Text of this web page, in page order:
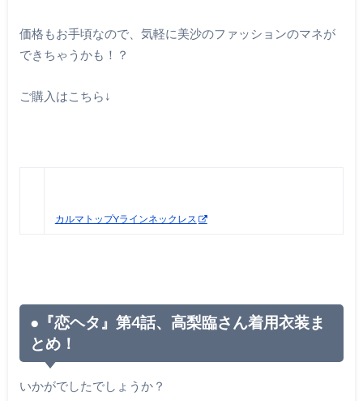
価格もお手頃なので、気軽に美沙のファッションのマネが
できちゃうかも！？
ご購入はこちら↓
カルマトップYラインネックレス
● 『恋ヘタ』第4話、高梨臨さん着用衣装ま
とめ！
いかがでしたでしょうか？